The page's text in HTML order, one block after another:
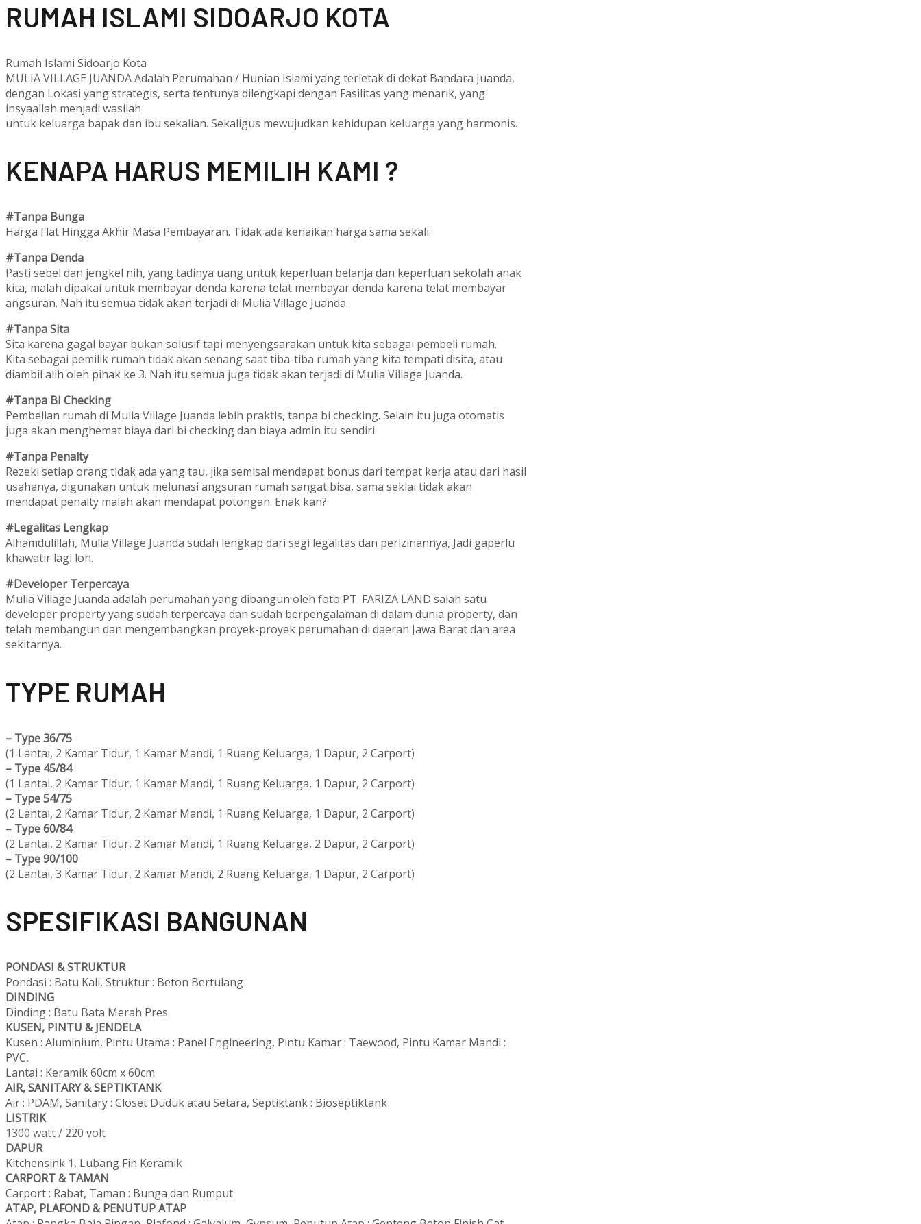
RUMAH ISLAMI SIDOARJO KOTA
Rumah Islami Sidoarjo Kota
MULIA VILLAGE JUANDA Adalah Perumahan / Hunian Islami yang terletak di dekat Bandara Juanda,
dengan Lokasi yang strategis, serta tentunya dilengkapi dengan Fasilitas yang menarik, yang
insyaallah menjadi wasilah
untuk keluarga bapak dan ibu sekalian. Sekaligus mewujudkan kehidupan keluarga yang harmonis.
KENAPA HARUS MEMILIH KAMI ?
#Tanpa Bunga
Harga Flat Hingga Akhir Masa Pembayaran. Tidak ada kenaikan harga sama sekali.
#Tanpa Denda
Pasti sebel dan jengkel nih, yang tadinya uang untuk keperluan belanja dan keperluan sekolah anak
kita, malah dipakai untuk membayar denda karena telat membayar denda karena telat membayar
angsuran. Nah itu semua tidak akan terjadi di Mulia Village Juanda.
#Tanpa Sita
Sita karena gagal bayar bukan solusif tapi menyengsarakan untuk kita sebagai pembeli rumah.
Kita sebagai pemilik rumah tidak akan senang saat tiba-tiba rumah yang kita tempati disita, atau
diambil alih oleh pihak ke 3. Nah itu semua juga tidak akan terjadi di Mulia Village Juanda.
#Tanpa BI Checking
Pembelian rumah di Mulia Village Juanda lebih praktis, tanpa bi checking. Selain itu juga otomatis
juga akan menghemat biaya dari bi checking dan biaya admin itu sendiri.
#Tanpa Penalty
Rezeki setiap orang tidak ada yang tau, jika semisal mendapat bonus dari tempat kerja atau dari hasil
usahanya, digunakan untuk melunasi angsuran rumah sangat bisa, sama seklai tidak akan
mendapat penalty malah akan mendapat potongan. Enak kan?
#Legalitas Lengkap
Alhamdulillah, Mulia Village Juanda sudah lengkap dari segi legalitas dan perizinannya, Jadi gaperlu
khawatir lagi loh.
#Developer Terpercaya
Mulia Village Juanda adalah perumahan yang dibangun oleh foto PT. FARIZA LAND salah satu
developer property yang sudah terpercaya dan sudah berpengalaman di dalam dunia property, dan
telah membangun dan mengembangkan proyek-proyek perumahan di daerah Jawa Barat dan area
sekitarnya.
TYPE RUMAH
– Type 36/75
(1 Lantai, 2 Kamar Tidur, 1 Kamar Mandi, 1 Ruang Keluarga, 1 Dapur, 2 Carport)
– Type 45/84
(1 Lantai, 2 Kamar Tidur, 1 Kamar Mandi, 1 Ruang Keluarga, 1 Dapur, 2 Carport)
– Type 54/75
(2 Lantai, 2 Kamar Tidur, 2 Kamar Mandi, 1 Ruang Keluarga, 1 Dapur, 2 Carport)
– Type 60/84
(2 Lantai, 2 Kamar Tidur, 2 Kamar Mandi, 1 Ruang Keluarga, 2 Dapur, 2 Carport)
– Type 90/100
(2 Lantai, 3 Kamar Tidur, 2 Kamar Mandi, 2 Ruang Keluarga, 1 Dapur, 2 Carport)
SPESIFIKASI BANGUNAN
PONDASI & STRUKTUR
Pondasi : Batu Kali, Struktur : Beton Bertulang
DINDING
Dinding : Batu Bata Merah Pres
KUSEN, PINTU & JENDELA
Kusen : Aluminium, Pintu Utama : Panel Engineering, Pintu Kamar : Taewood, Pintu Kamar Mandi :
PVC,
Lantai : Keramik 60cm x 60cm
AIR, SANITARY & SEPTIKTANK
Air : PDAM, Sanitary : Closet Duduk atau Setara, Septiktank : Bioseptiktank
LISTRIK
1300 watt / 220 volt
DAPUR
Kitchensink 1, Lubang Fin Keramik
CARPORT & TAMAN
Carport : Rabat, Taman : Bunga dan Rumput
ATAP, PLAFOND & PENUTUP ATAP